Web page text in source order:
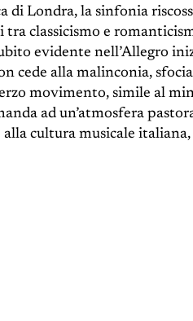
di Londra, la sinfonia
tra classicismo e
evidente nell’Allegro
cede alla malinconia,
movimento, simile al
ad un’atmosfera
cultura musicale